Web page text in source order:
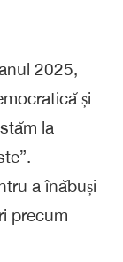
2025,
și
la
a înăbuși
precum